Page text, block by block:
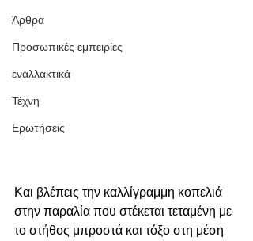
Άρθρα
Προσωπικές εμπειρίες
εναλλακτικά
Τέχνη
Ερωτήσεις
Και βλέπεις την καλλίγραμμη κοπελιά
στην παραλία που στέκεται τεταμένη με
το στήθος μπροστά και τόξο στη μέση.